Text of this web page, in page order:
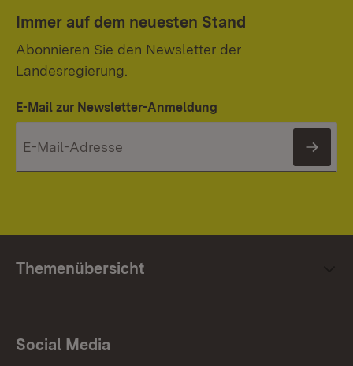
Immer auf dem neuesten Stand
Abonnieren Sie den Newsletter der
Landesregierung.
E-Mail zur Newsletter-Anmeldung
Themenübersicht
Social Media